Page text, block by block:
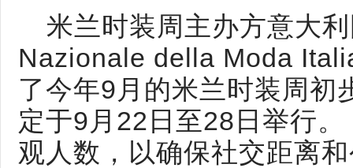
米兰时装周主办方意大
Nazionale della Moda
了今年9月的米兰时装周初
定于9月22日至28日举行
观人数，以确保社交距离